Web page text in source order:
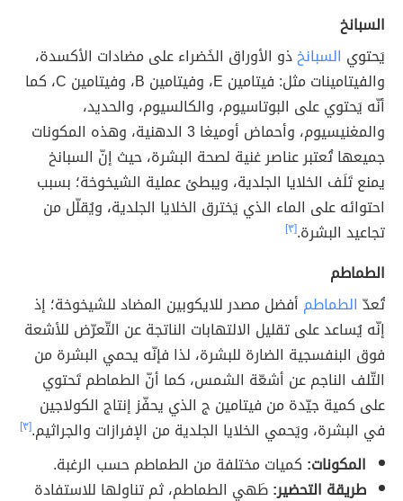
السبانخ
يَحتوي السبانخذو الأوراق الخَضراء على مضادات الأكسدة،
والفيتامينات مثل: فيتامين E، وفيتامين B، وفيتامين C، كما
أنّه يَحتوي على البوتاسيوم، والكالسيوم، والحديد،
والمغنيسيوم، وأحماض أوميغا 3 الدهنية، وهذه المكونات
جميعها تُعتبر عناصر غنية لصحة البشرة، حيث إنّ السبانخ
يمنع تَلَف الخلايا الجلدية، ويبطئ عملية الشيخوخة؛ بسبب
احتوائه على الماء الذي يَخترق الخلايا الجلدية، ويُقلّل من
تجاعيد البشرة.[٣]
الطماطم
تُعدّ الطماطم أفضل مصدر للايكوبين المضاد للشيخوخة؛ إذ
إنّه يُساعد على تقليل الالتهابات الناتجة عن التّعرّض للأشعة
فوق البنفسجية الضارة للبشرة، لذا فإنّه يحمي البشرة من
التّلف الناجم عن أشعّة الشمس، كما أنّ الطماطم تَحتوي
على كمية جيّدة من فيتامين ج الذي يحفّز إنتاج الكولاجين
في البشرة، ويَحمي الخلايا الجلدية من الإفرازات والجراثيم.[٣]
المكونات: كميات مختلفة من الطماطم حسب الرغبة.
طريقة التحضير:طَهي الطماطم، ثم تناولها للاستفادة